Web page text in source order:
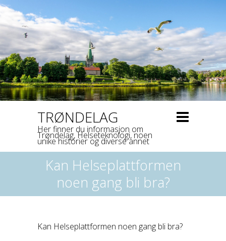
TRØNDELAG
Her finner du informasjon om
Trøndelag, Helseteknologi, noen
unike historier og diverse annet
Kan Helseplattformen
noen gang bli bra?
Kan Helseplattformen noen gang bli bra?